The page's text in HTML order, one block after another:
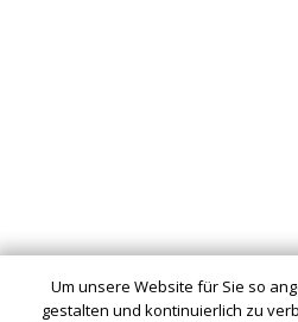
Um unsere Website für Sie so
gestalten und kontinuierlich zu